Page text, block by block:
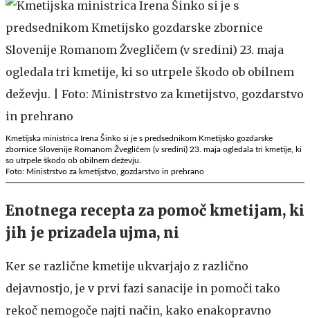
Kmetijska ministrica Irena Šinko si je s predsednikom Kmetijsko gozdarske
zbornice Slovenije Romanom Žvegličem (v sredini) 23. maja ogledala tri kmetije, ki
so utrpele škodo ob obilnem deževju.
Foto: Ministrstvo za kmetijstvo, gozdarstvo in prehrano
Enotnega recepta za pomoč kmetijam, ki
jih je prizadela ujma, ni
Ker se različne kmetije ukvarjajo z različno
dejavnostjo, je v prvi fazi sanacije in pomoči tako
rekoč nemogoče najti način, kako enakopravno